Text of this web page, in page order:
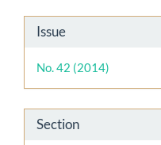
Article
Details
Issue
No. 42 (2014)
Section